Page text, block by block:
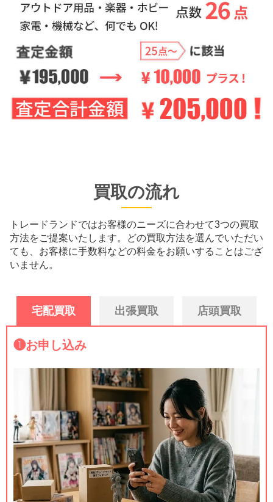
買取の流れ
トレードランドではお客様のニーズに合わせて3つの買取
方法をご提案いたします。
どの買取方法を選んでいただい
ても、お客様に手数料などの料金をお願いすることはござ
いません。
宅配買取 出張買取 店頭買取
❶お申し込み